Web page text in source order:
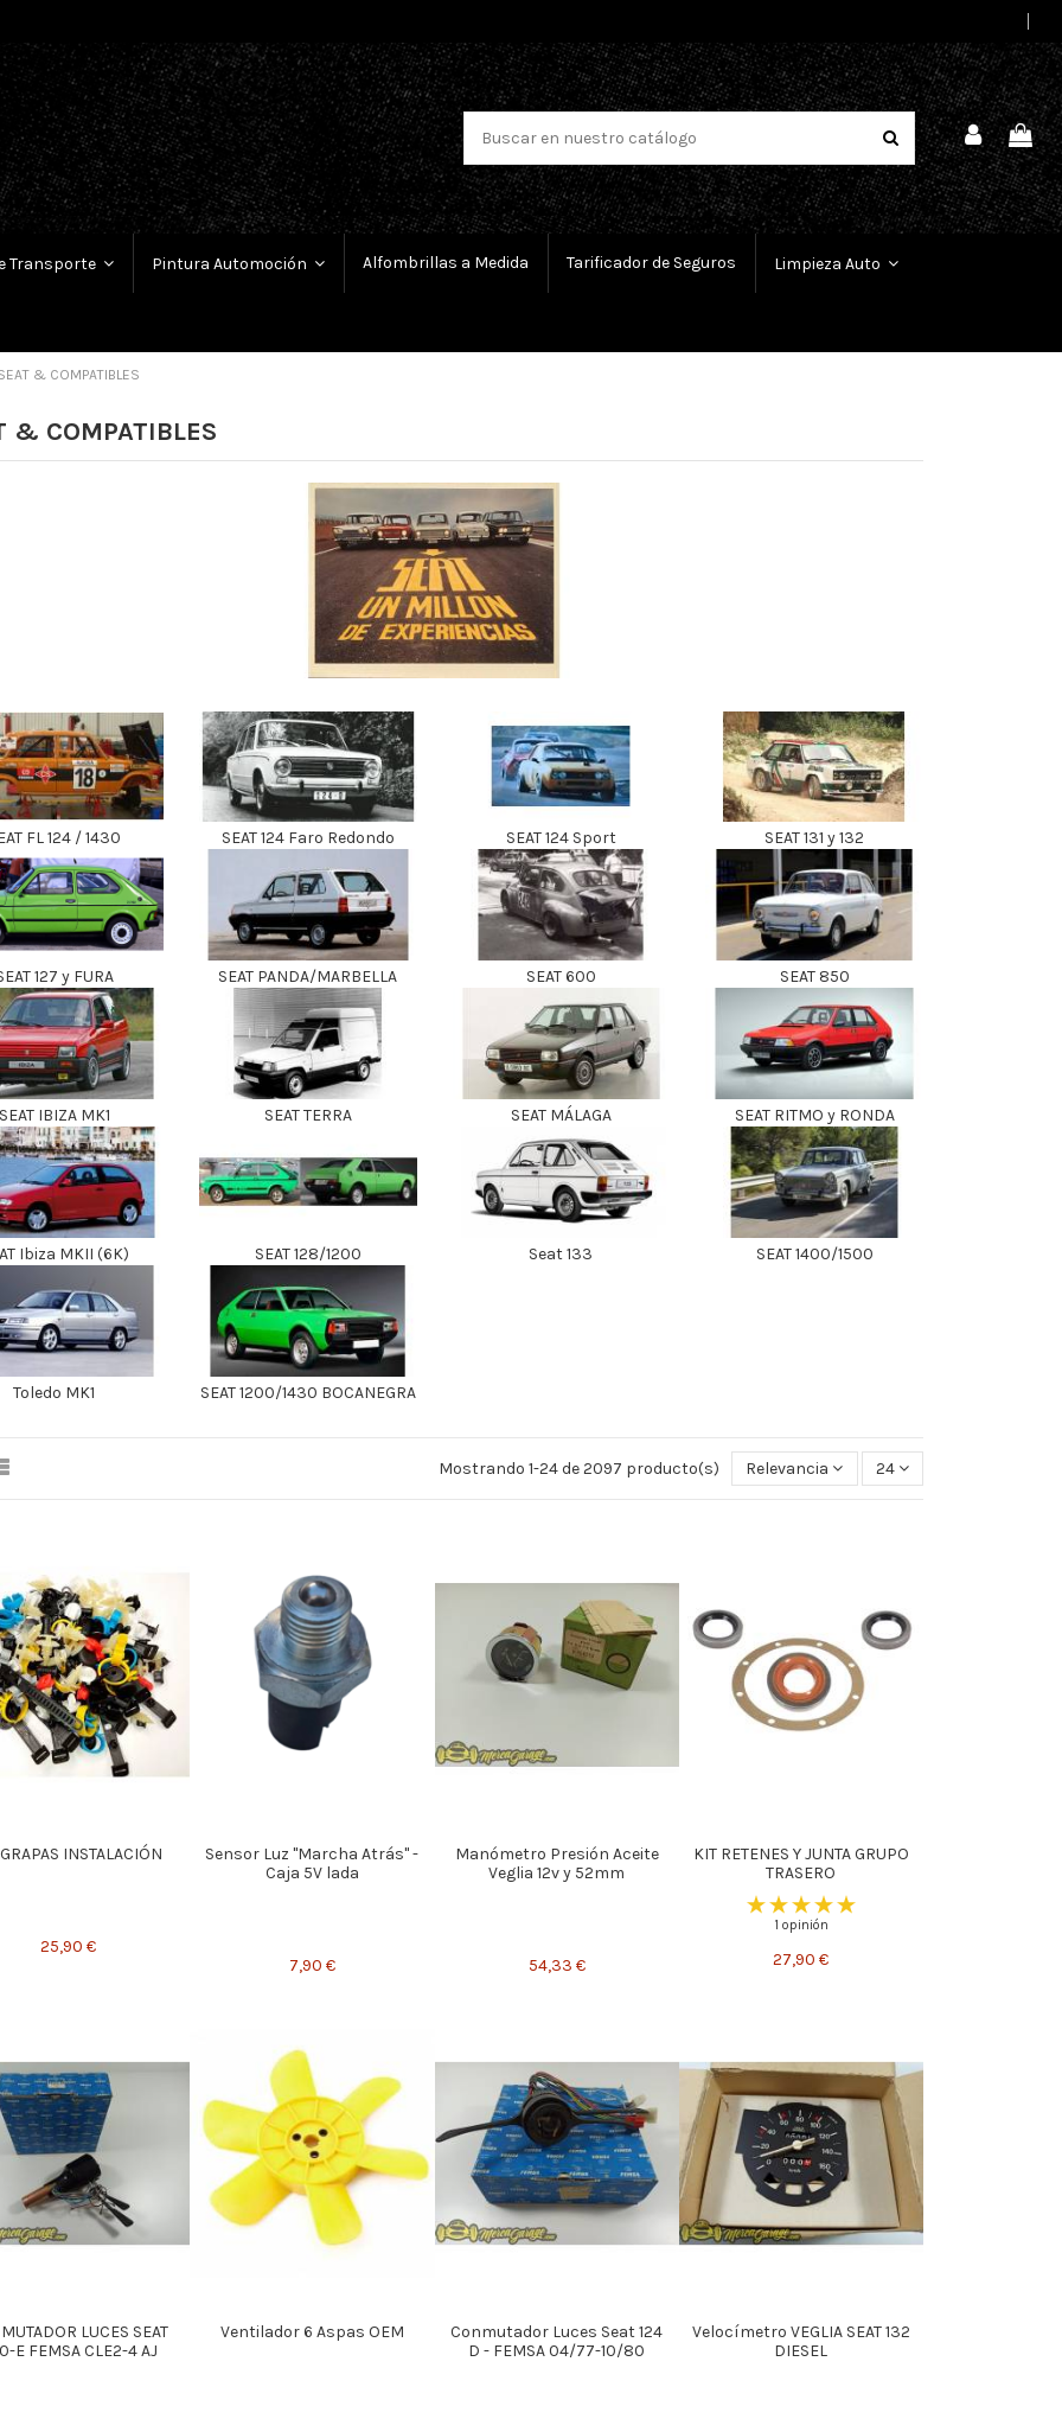
Transporte Pintura Automoción Alfombrillas a Medida Tarificador de Seguros Limpieza Auto
& COMPATIBLES
& COMPATIBLES
FL 124 / 1430 SEAT 124 Faro Redondo SEAT 124 Sport SEAT 131 y 132
127 y FURA SEAT PANDA/MARBELLA SEAT 600 SEAT 850
IBIZA MK1 SEAT TERRA SEAT MÁLAGA SEAT RITMO y RONDA
Ibiza MKII (6K) SEAT 128/1200 Seat 133 SEAT 1400/1500
Toledo MK1 SEAT 1200/1430 BOCANEGRA
Mostrando 1-24 de 2097 producto(s) Relevancia 24
INSTALACIÓN
25,90 €
Sensor Luz "Marcha Atrás" -
Caja 5V lada
7,90 €
Manómetro Presión Aceite
Veglia 12v y 52mm
54,33 €
KIT RETENES Y JUNTA GRUPO
TRASERO
1 opinión
27,90 €
LUCES SEAT
E FEMSA CLE2-4 AJ
Ventilador 6 Aspas OEM
Conmutador Luces Seat 124
D - FEMSA 04/77-10/80
Velocímetro VEGLIA SEAT 132
DIESEL